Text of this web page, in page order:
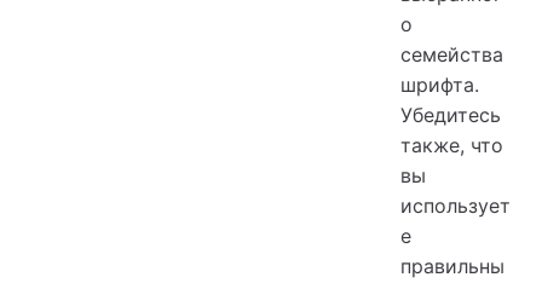
о
семейства
шрифта.
Убедитесь
также, что
вы
использует
е
правильны